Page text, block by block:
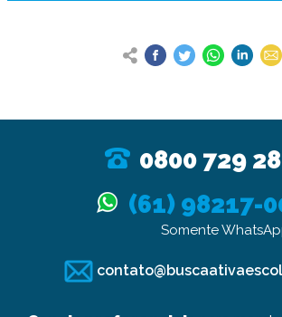
0800 729
(61) 98217-
Somente